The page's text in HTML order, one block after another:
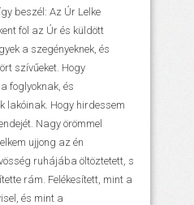
beszél: Az Úr Lelke
föl az Úr és küldött
a szegényeknek, és
szívűeket. Hogy
foglyoknak, és
lakóinak. Hogy hirdessem
Nagy örömmel
ujjong az én
ruhájába öltöztetett, s
rám. Felékesített, mint a
és mint a